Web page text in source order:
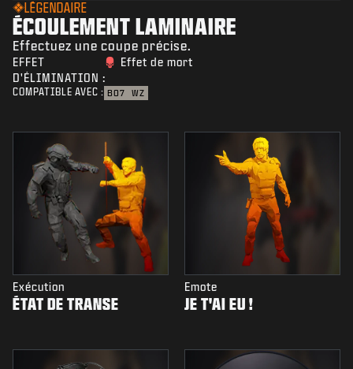
LÉGENDAIRE
ÉCOULEMENT LAMINAIRE
Effectuez une coupe précise.
EFFET
D'ÉLIMINATION :
Effet de mort
COMPATIBLE AVEC : BO7 WZ
Exécution
ÉTAT DE TRANSE
Emote
JE T'AI EU !